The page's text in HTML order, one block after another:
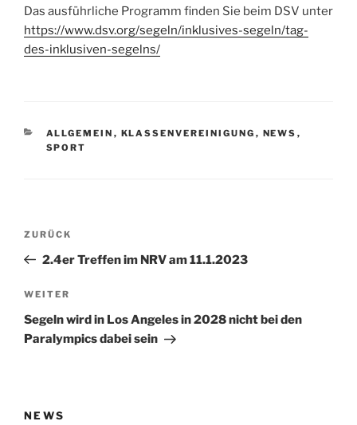
Das ausführliche Programm finden Sie beim DSV unter
https://www.dsv.org/segeln/inklusives-segeln/tag-
des-inklusiven-segelns/
KATEGORIEN
ALLGEMEIN , KLASSENVEREINIGUNG , NEWS ,
SPORT
Beitragsnavigation
Vorheriger
Beitrag
ZURÜCK
2.4er Treffen im NRV am 11.1.2023
Nächster
Beitrag
WEITER
Segeln wird in Los Angeles in 2028 nicht bei den
Paralympics dabei sein
NEWS